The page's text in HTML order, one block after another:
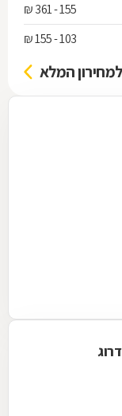
155 - 361 ₪
103 - 155 ₪
למחירון המלא